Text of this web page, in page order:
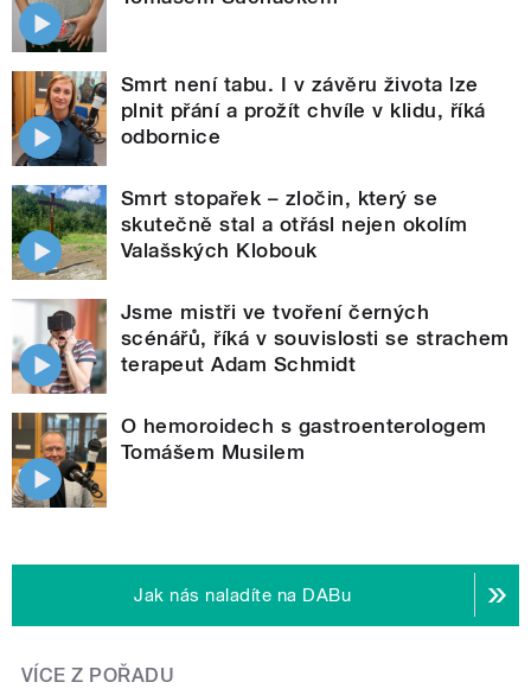
Smrt není tabu. I v závěru života lze
plnit přání a prožít chvíle v klidu, říká
odbornice
Smrt stopařek – zločin, který se
skutečně stal a otřásl nejen okolím
Valašských Klobouk
Jsme mistři ve tvoření černých
scénářů, říká v souvislosti se strachem
terapeut Adam Schmidt
O hemoroidech s gastroenterologem
Tomášem Musilem
Jak nás naladíte na DABu
VÍCE Z POŘADU